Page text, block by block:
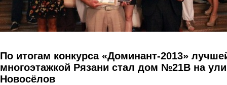
По итогам конкурса «Доминант-2013»
многоэтажкой Рязани стал дом №21В на
Новосёлов